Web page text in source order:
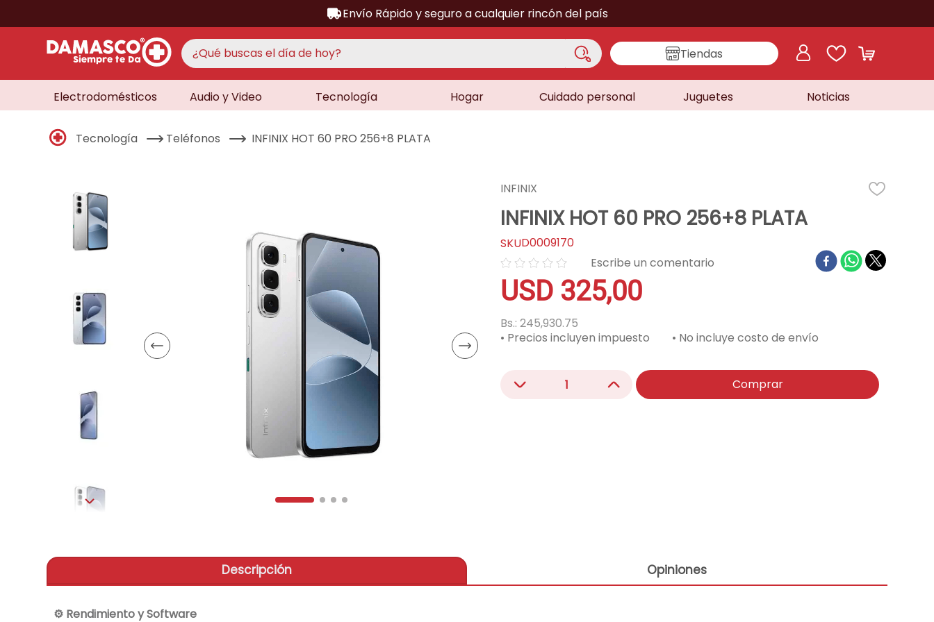
Envío Rápido y seguro a cualquier rincón del país
¿Qué buscas el día de hoy?
Tiendas
Electrodomésticos Audio y Video Tecnología Hogar Cuidado personal Juguetes Noticias
Tecnología Teléfonos INFINIX HOT 60 PRO 256+8 PLATA
INFINIX
INFINIX HOT 60 PRO 256+8 PLATA
D0009170
☆☆☆☆☆
USD 325,00
Bs.: 245,930.75
• Precios incluyen impuesto
• No incluye costo de envío
＋
－ Comprar
Descripción Opiniones
⚙️ Rendimiento y Software
TÉRMINOS MÁS BUSCADOS
2. nevera
6. licuadora
7. televisor
8. neveras
9. aire-acondicionado